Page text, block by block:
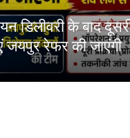
डिलीवरी के बाद
जयपुर रेफर की जाएंगी